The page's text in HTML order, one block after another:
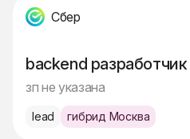
Сбер
backend разработчик
зп не указана
lead гибрид Москва